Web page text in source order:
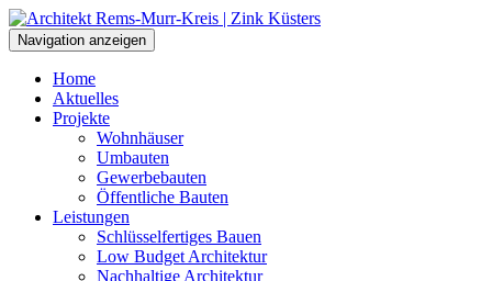
Navigation anzeigen
Home
Aktuelles
Projekte
Wohnhäuser
Umbauten
Gewerbebauten
Öffentliche Bauten
Leistungen
Schlüsselfertiges Bauen
Low Budget Architektur
Nachhaltige Architektur